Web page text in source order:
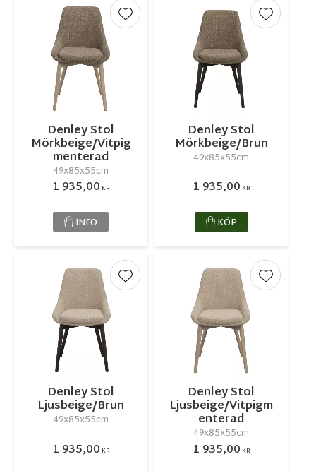
Denley Stol
Mörkbeige/Vitpig
menterad
49x85x55cm
1 935,00 KR
Lägg till i favoriter
INFO
Denley Stol
Mörkbeige/Brun
49x85x55cm
1 935,00 KR
Lägg till
KÖP
Denley Stol
Ljusbeige/Brun
49x85x55cm
1 935,00 KR
Lägg till i favoriter
Denley Stol
Ljusbeige/Vitpigm
enterad
49x85x55cm
1 935,00 KR
Lägg till